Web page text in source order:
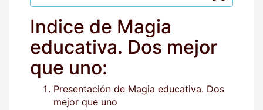
Indice de Magia
educativa. Dos mejor
que uno:
Presentación de Magia educativa. Dos
mejor que uno